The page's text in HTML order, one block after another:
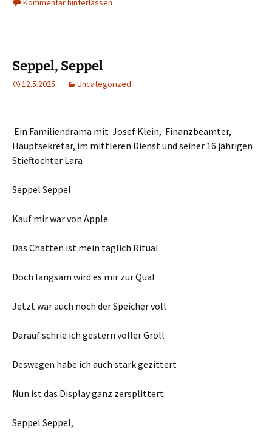
Kommentar hinterlassen
Seppel, Seppel
12.5.2025 Uncategorized
Ein Familiendrama mit Josef Klein, Finanzbeamter,
Hauptsekretär, im mittleren Dienst und seiner 16 jährigen
Stieftochter Lara
Seppel Seppel
Kauf mir war von Apple
Das Chatten ist mein täglich Ritual
Doch langsam wird es mir zur Qual
Jetzt war auch noch der Speicher voll
Darauf schrie ich gestern voller Groll
Deswegen habe ich auch stark gezittert
Nun ist das Display ganz zersplittert
Seppel Seppel,